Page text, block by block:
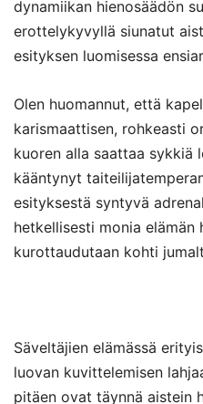
dynamiikan hienosäädön
erottelykyvyllä siunatut
esityksen luomisessa
Olen huomannut, että
karismaattisen, rohkeasti
kuoren alla saattaa sykkiä
kääntynyt
esityksestä syntyvä
hetkellisesti monia elämän
kurottaudutaan kohti
Säveltäjien elämässä
luovan kuvittelemisen
pitäen ovat täynnä aistein